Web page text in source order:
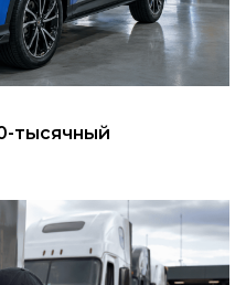
тысячный